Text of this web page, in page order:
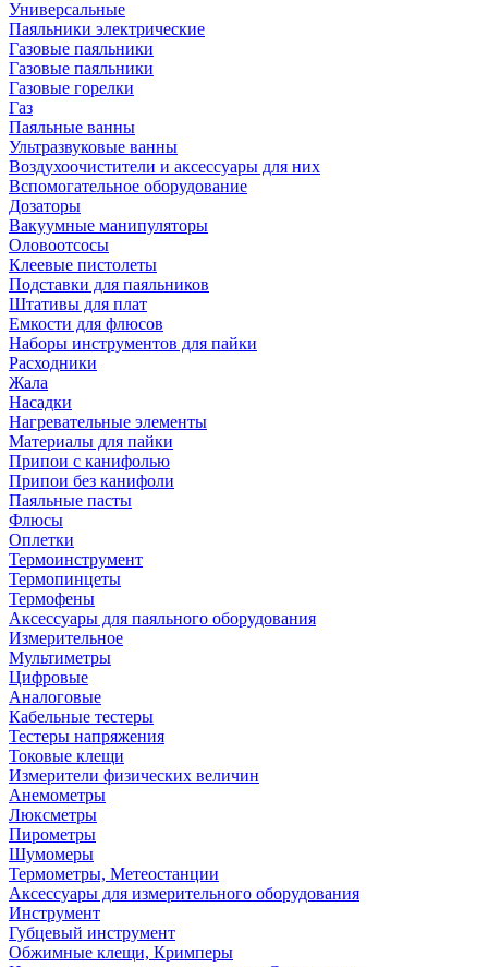
Универсальные
Паяльники электрические
Газовые паяльники
Газовые паяльники
Газовые горелки
Газ
Паяльные ванны
Ультразвуковые ванны
Воздухоочистители и аксессуары для них
Вспомогательное оборудование
Дозаторы
Вакуумные манипуляторы
Оловоотсосы
Клеевые пистолеты
Подставки для паяльников
Штативы для плат
Емкости для флюсов
Наборы инструментов для пайки
Расходники
Жала
Насадки
Нагревательные элементы
Материалы для пайки
Припои с канифолью
Припои без канифоли
Паяльные пасты
Флюсы
Оплетки
Термоинструмент
Термопинцеты
Термофены
Аксессуары для паяльного оборудования
Измерительное
Мультиметры
Цифровые
Аналоговые
Кабельные тестеры
Тестеры напряжения
Токовые клещи
Измерители физических величин
Анемометры
Люксметры
Пирометры
Шумомеры
Термометры, Метеостанции
Аксессуары для измерительного оборудования
Инструмент
Губцевый инструмент
Обжимные клещи, Кримперы